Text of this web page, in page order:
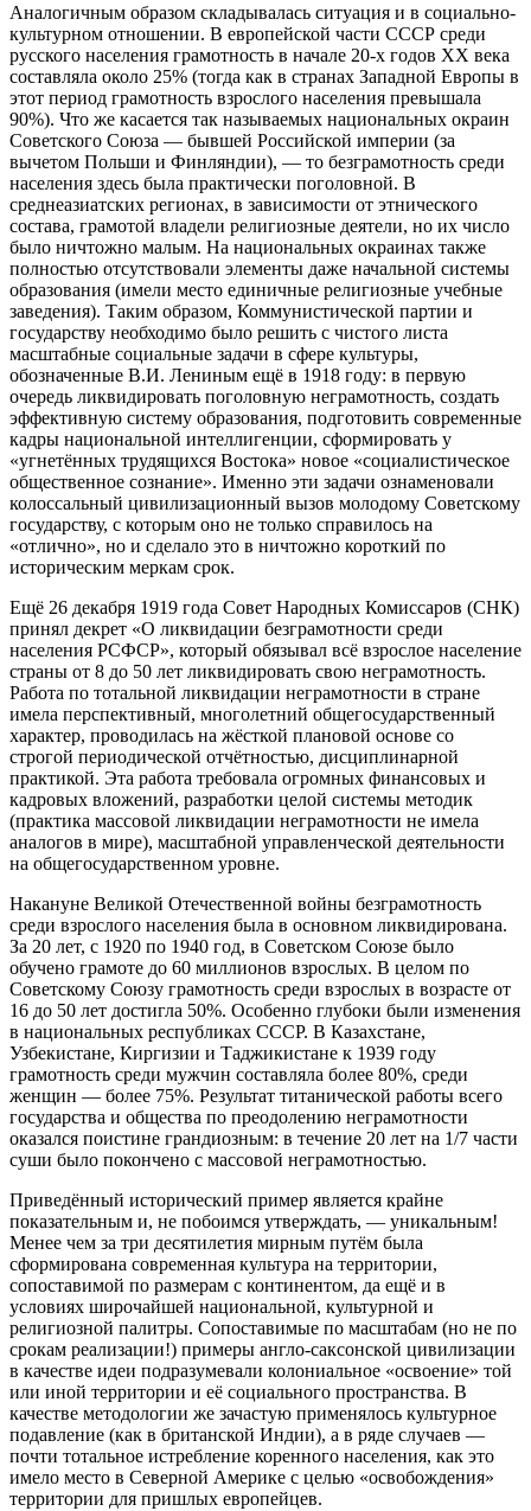
Аналогичным образом складывалась ситуация и в социально-
культурном отношении. В европейской части СССР среди
русского населения грамотность в начале 20-х годов ХХ века
составляла около 25% (тогда как в странах Западной Европы в
этот период грамотность взрослого населения превышала
90%). Что же касается так называемых национальных окраин
Советского Союза — бывшей Российской империи (за
вычетом Польши и Финляндии), — то безграмотность среди
населения здесь была практически поголовной. В
среднеазиатских регионах, в зависимости от этнического
состава, грамотой владели религиозные деятели, но их число
было ничтожно малым. На национальных окраинах также
полностью отсутствовали элементы даже начальной системы
образования (имели место единичные религиозные учебные
заведения). Таким образом, Коммунистической партии и
государству необходимо было решить с чистого листа
масштабные социальные задачи в сфере культуры,
обозначенные В.И. Лениным ещё в 1918 году: в первую
очередь ликвидировать поголовную неграмотность, создать
эффективную систему образования, подготовить современные
кадры национальной интеллигенции, сформировать у
«угнетённых трудящихся Востока» новое «социалистическое
общественное сознание». Именно эти задачи ознаменовали
колоссальный цивилизационный вызов молодому Советскому
государству, с которым оно не только справилось на
«отлично», но и сделало это в ничтожно короткий по
историческим меркам срок.
Ещё 26 декабря 1919 года Совет Народных Комиссаров (СНК)
принял декрет «О ликвидации безграмотности среди
населения РСФСР», который обязывал всё взрослое население
страны от 8 до 50 лет ликвидировать свою неграмотность.
Работа по тотальной ликвидации неграмотности в стране
имела перспективный, многолетний общегосударственный
характер, проводилась на жёсткой плановой основе со
строгой периодической отчётностью, дисциплинарной
практикой. Эта работа требовала огромных финансовых и
кадровых вложений, разработки целой системы методик
(практика массовой ликвидации неграмотности не имела
аналогов в мире), масштабной управленческой деятельности
на общегосударственном уровне.
Накануне Великой Отечественной войны безграмотность
среди взрослого населения была в основном ликвидирована.
За 20 лет, с 1920 по 1940 год, в Советском Союзе было
обучено грамоте до 60 миллионов взрослых. В целом по
Советскому Союзу грамотность среди взрослых в возрасте от
16 до 50 лет достигла 50%. Особенно глубоки были изменения
в национальных республиках СССР. В Казахстане,
Узбекистане, Киргизии и Таджикистане к 1939 году
грамотность среди мужчин составляла более 80%, среди
женщин — более 75%. Результат титанической работы всего
государства и общества по преодолению неграмотности
оказался поистине грандиозным: в течение 20 лет на 1/7 части
суши было покончено с массовой неграмотностью.
Приведённый исторический пример является крайне
показательным и, не побоимся утверждать, — уникальным!
Менее чем за три десятилетия мирным путём была
сформирована современная культура на территории,
сопоставимой по размерам с континентом, да ещё и в
условиях широчайшей национальной, культурной и
религиозной палитры. Сопоставимые по масштабам (но не по
срокам реализации!) примеры англо-саксонской цивилизации
в качестве идеи подразумевали колониальное «освоение» той
или иной территории и её социального пространства. В
качестве методологии же зачастую применялось культурное
подавление (как в британской Индии), а в ряде случаев —
почти тотальное истребление коренного населения, как это
имело место в Северной Америке с целью «освобождения»
территории для пришлых европейцев.